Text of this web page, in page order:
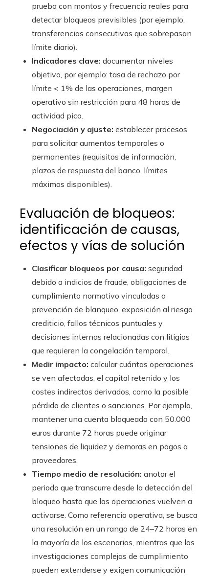
prueba con montos y frecuencia reales para
detectar bloqueos previsibles (por ejemplo,
transferencias consecutivas que sobrepasan
límite diario).
Indicadores clave: documentar niveles
objetivo, por ejemplo: tasa de rechazo por
límite < 1% de las operaciones, margen
operativo sin restricción para 48 horas de
actividad pico.
Negociación y ajuste: establecer procesos
para solicitar aumentos temporales o
permanentes (requisitos de información,
plazos de respuesta del banco, límites
máximos disponibles).
Evaluación de bloqueos:
identificación de causas,
efectos y vías de solución
Clasificar bloqueos por causa: seguridad
debido a indicios de fraude, obligaciones de
cumplimiento normativo vinculadas a
prevención de blanqueo, exposición al riesgo
crediticio, fallos técnicos puntuales y
decisiones internas relacionadas con litigios
que requieren la congelación temporal.
Medir impacto: calcular cuántas operaciones
se ven afectadas, el capital retenido y los
costes indirectos derivados, como la posible
pérdida de clientes o sanciones. Por ejemplo,
mantener una cuenta bloqueada con 50.000
euros durante 72 horas puede originar
tensiones de liquidez y demoras en pagos a
proveedores.
Tiempo medio de resolución: anotar el
periodo que transcurre desde la detección del
bloqueo hasta que las operaciones vuelven a
activarse. Como referencia operativa, se busca
una resolución en un rango de 24–72 horas en
la mayoría de los escenarios, mientras que las
investigaciones complejas de cumplimiento
pueden extenderse y exigen comunicación